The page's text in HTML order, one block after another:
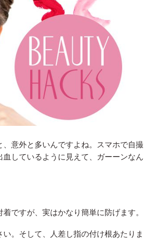
意外と多いんですよね。スマホで自撮
しているように見えて、ガーーンなん
ですが、実はかなり簡単に防げます。
。そして、人差し指の付け根あたりま